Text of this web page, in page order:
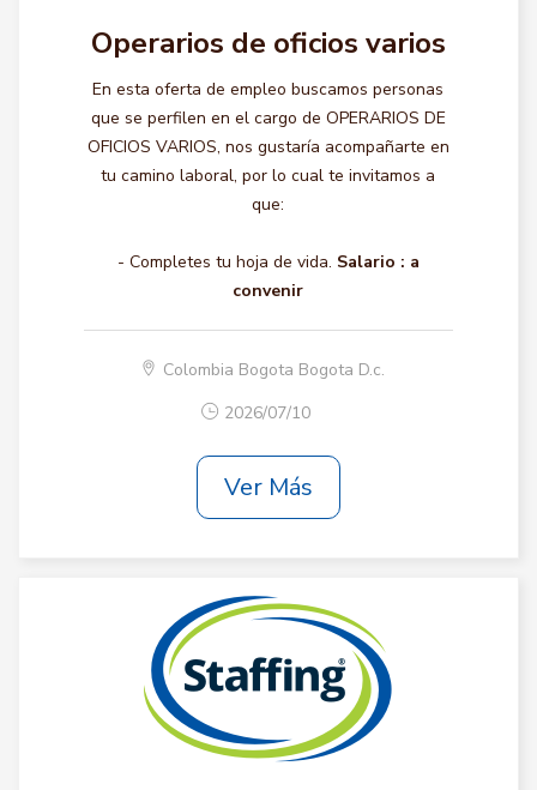
Operarios de oficios varios
En esta oferta de empleo buscamos personas
que se perfilen en el cargo de OPERARIOS DE
OFICIOS VARIOS, nos gustaría acompañarte en
tu camino laboral, por lo cual te invitamos a
que:
- Completes tu hoja de vida. Salario : a
convenir
Colombia Bogota Bogota D.c.
2026/07/10
Ver Más